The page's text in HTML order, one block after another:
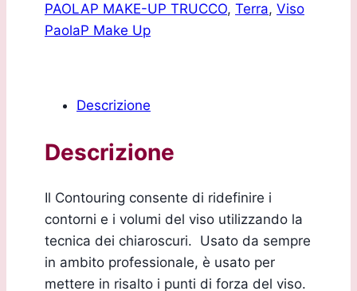
PAOLAP MAKE-UP TRUCCO, Terra, Viso
PaolaP Make Up
Descrizione
Descrizione
Il Contouring consente di ridefinire i
contorni e i volumi del viso utilizzando la
tecnica dei chiaroscuri. Usato da sempre
in ambito professionale, è usato per
mettere in risalto i punti di forza del viso.